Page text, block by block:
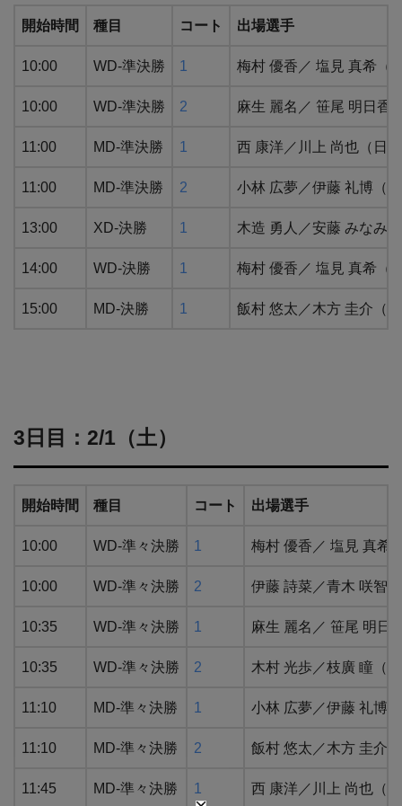
開始時間 種目 コート 出場選手
10:00 WD-準決勝 1 梅村 優香／ 塩見 真希
10:00 WD-準決勝 2 麻生 麗名／ 笹尾 明日
11:00 MD-準決勝 1 西 康洋／川上 尚也（日
11:00 MD-準決勝 2 ⼩林 広夢／伊藤 礼博（
13:00 XD-決勝 1 木造 勇人／安藤 みなみ
14:00 WD-決勝 1 梅村 優香／ 塩見 真希
15:00 MD-決勝 1 飯村 悠太／木方 圭介（
3日目：2/1（土）
開始時間 種目 コート 出場選手
10:00 WD-準々決勝 1 梅村 優香／ 塩見 真
10:00 WD-準々決勝 2 伊藤 詩菜／青木 咲智
10:35 WD-準々決勝 1 麻生 麗名／ 笹尾 明
10:35 WD-準々決勝 2 木村 光歩／枝廣 瞳（
11:10 MD-準々決勝 1 ⼩林 広夢／伊藤 礼博
11:10 MD-準々決勝 2 飯村 悠太／木方 圭介
11:45 MD-準々決勝 1 西 康洋／川上 尚也（